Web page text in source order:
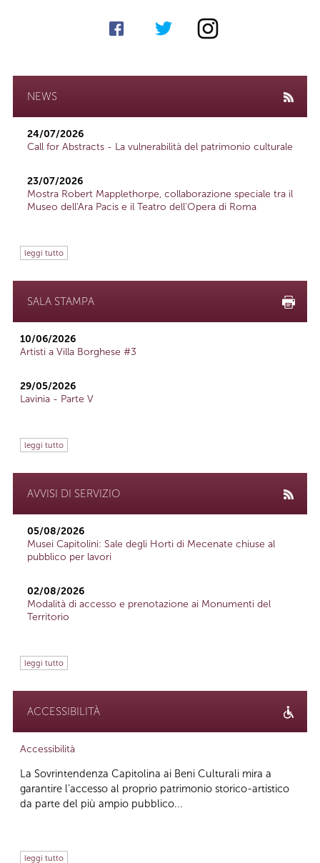
NEWS
24/07/2026
Call for Abstracts - La vulnerabilità del patrimonio culturale
23/07/2026
Mostra Robert Mapplethorpe, collaborazione speciale tra il
Museo dell'Ara Pacis e il Teatro dell'Opera di Roma
leggi tutto
SALA STAMPA
10/06/2026
Artisti a Villa Borghese #3
29/05/2026
Lavinia - Parte V
leggi tutto
AVVISI DI SERVIZIO
05/08/2026
Musei Capitolini: Sale degli Horti di Mecenate chiuse al
pubblico per lavori
02/08/2026
Modalità di accesso e prenotazione ai Monumenti del
Territorio
leggi tutto
ACCESSIBILITÀ
Accessibilità
La Sovrintendenza Capitolina ai Beni Culturali mira a
garantire l’accesso al proprio patrimonio storico-artistico
da parte del più ampio pubblico...
leggi tutto